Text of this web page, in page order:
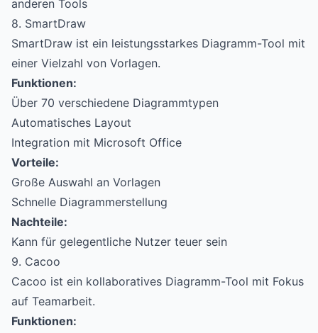
anderen Tools
8. SmartDraw
SmartDraw ist ein leistungsstarkes Diagramm-Tool mit
einer Vielzahl von Vorlagen.
Funktionen:
Über 70 verschiedene Diagrammtypen
Automatisches Layout
Integration mit Microsoft Office
Vorteile:
Große Auswahl an Vorlagen
Schnelle Diagrammerstellung
Nachteile:
Kann für gelegentliche Nutzer teuer sein
9. Cacoo
Cacoo ist ein kollaboratives Diagramm-Tool mit Fokus
auf Teamarbeit.
Funktionen: